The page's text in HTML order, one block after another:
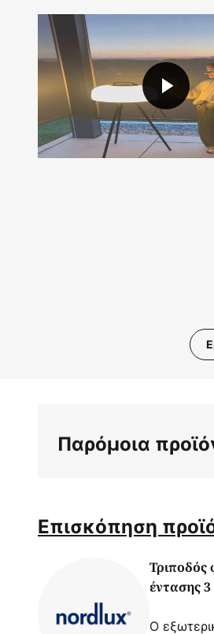
συλλογής
Παρόμοια
Επισκόπηση
Τριποδός
έντασης
Ο